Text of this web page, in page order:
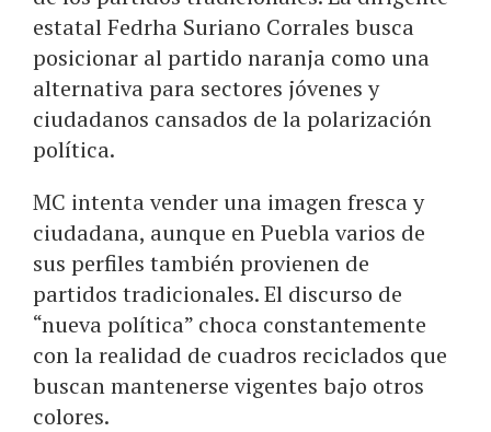
estatal Fedrha Suriano Corrales busca
posicionar al partido naranja como una
alternativa para sectores jóvenes y
ciudadanos cansados de la polarización
política.
MC intenta vender una imagen fresca y
ciudadana, aunque en Puebla varios de
sus perfiles también provienen de
partidos tradicionales. El discurso de
“nueva política” choca constantemente
con la realidad de cuadros reciclados que
buscan mantenerse vigentes bajo otros
colores.